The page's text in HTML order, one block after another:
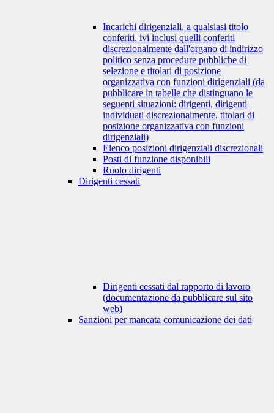
Incarichi dirigenziali, a qualsiasi titolo
conferiti, ivi inclusi quelli conferiti
discrezionalmente dall'organo di indirizzo
politico senza procedure pubbliche di
selezione e titolari di posizione
organizzativa con funzioni dirigenziali (da
pubblicare in tabelle che distinguano le
seguenti situazioni: dirigenti, dirigenti
individuati discrezionalmente, titolari di
posizione organizzativa con funzioni
dirigenziali)
Elenco posizioni dirigenziali discrezionali
Posti di funzione disponibili
Ruolo dirigenti
Dirigenti cessati
Dirigenti cessati dal rapporto di lavoro
(documentazione da pubblicare sul sito
web)
Sanzioni per mancata comunicazione dei dati